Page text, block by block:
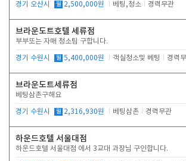
경기 오산시 월 2,500,000원 베팅,청소 경력무관
브라운도트호텔 세류점
부부또는 자매 청소팀 구합니다.
경기 수원시 월 5,400,000원 객실청소및 베팅 경력
브라운도트세류점
베팅삼촌구해요
경기 수원시 월 2,316,930원 베팅삼촌 경력무관
하운드호텔 서울대점
하운드호텔 서울대점 에서 3교대 과장님 구인합니다.